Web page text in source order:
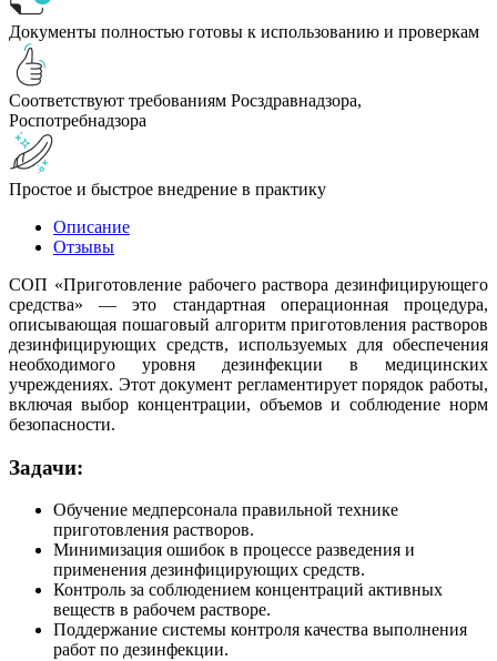
Документы полностью готовы к использованию и проверкам
Соответствуют требованиям Росздравнадзора,
Роспотребнадзора
Простое и быстрое внедрение в практику
Описание
Отзывы
СОП «Приготовление рабочего раствора дезинфицирующего
средства» — это стандартная операционная процедура,
описывающая пошаговый алгоритм приготовления растворов
дезинфицирующих средств, используемых для обеспечения
необходимого уровня дезинфекции в медицинских
учреждениях. Этот документ регламентирует порядок работы,
включая выбор концентрации, объемов и соблюдение норм
безопасности.
Задачи:
Обучение медперсонала правильной технике
приготовления растворов.
Минимизация ошибок в процессе разведения и
применения дезинфицирующих средств.
Контроль за соблюдением концентраций активных
веществ в рабочем растворе.
Поддержание системы контроля качества выполнения
работ по дезинфекции.